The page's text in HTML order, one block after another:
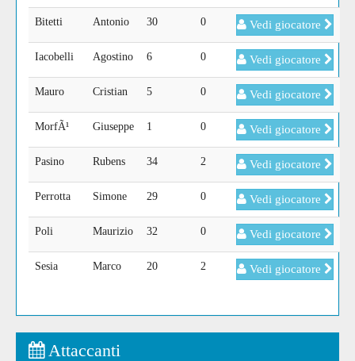
Bitetti Antonio 30 0 Vedi giocatore
Iacobelli Agostino 6 0 Vedi giocatore
Mauro Cristian 5 0 Vedi giocatore
MorfÃ¹ Giuseppe 1 0 Vedi giocatore
Pasino Rubens 34 2 Vedi giocatore
Perrotta Simone 29 0 Vedi giocatore
Poli Maurizio 32 0 Vedi giocatore
Sesia Marco 20 2 Vedi giocatore
Attaccanti